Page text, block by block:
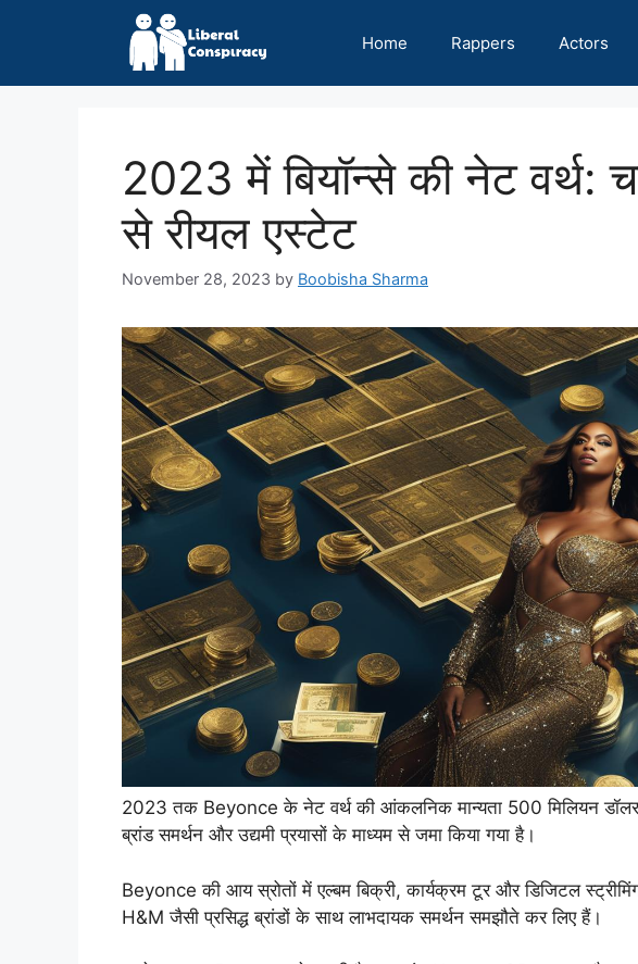
Home Rappers Actors
2023 में बियॉन्से की नेट वर्थ:
से रीयल एस्टेट
November 28, 2023 by Boobisha Sharma
2023 तक Beyonce के नेट वर्थ की आंकलनिक मान्यता 500 मिलियन
ब्रांड समर्थन और उद्यमी प्रयासों के माध्यम से जमा किया गया है।
Beyonce की आय स्रोतों में एल्बम बिक्री, कार्यक्रम टूर और डिजिटल
H&M जैसी प्रसिद्ध ब्रांडों के साथ लाभदायक समर्थन समझौते कर लिए हैं।